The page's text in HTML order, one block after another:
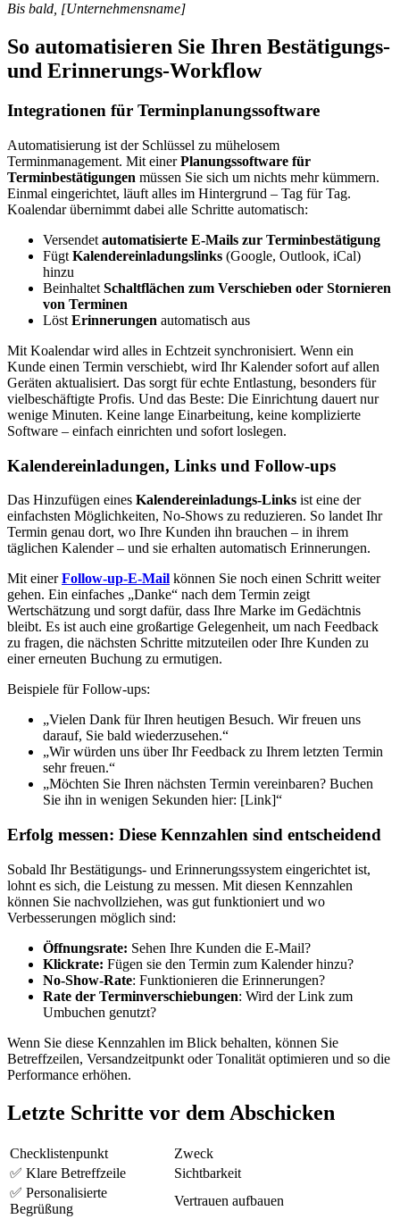
Bis bald, [Unternehmensname]
So automatisieren Sie Ihren Bestätigungs-
und Erinnerungs-Workflow
Integrationen für Terminplanungssoftware
Automatisierung ist der Schlüssel zu mühelosem
Terminmanagement. Mit einerPlanungssoftware für
Terminbestätigungen müssen Sie sich um nichts mehr kümmern.
Einmal eingerichtet, läuft alles im Hintergrund – Tag für Tag.
Koalendar übernimmt dabei alle Schritte automatisch:
Versendet automatisierte E-Mails zur Terminbestätigung
Fügt Kalendereinladungslinks (Google, Outlook, iCal)
hinzu
Beinhaltet Schaltflächen zum Verschieben oder Stornieren
von Terminen
Löst Erinnerungen automatisch aus
Mit Koalendar wird alles in Echtzeit synchronisiert. Wenn ein
Kunde einen Termin verschiebt, wird Ihr Kalender sofort auf allen
Geräten aktualisiert. Das sorgt für echte Entlastung, besonders für
vielbeschäftigte Profis. Und das Beste: Die Einrichtung dauert nur
wenige Minuten. Keine lange Einarbeitung, keine komplizierte
Software – einfach einrichten und sofort loslegen.
Kalendereinladungen, Links und Follow-ups
Das Hinzufügen eines Kalendereinladungs-Links ist eine der
einfachsten Möglichkeiten, No-Shows zu reduzieren. So landet Ihr
Termin genau dort, wo Ihre Kunden ihn brauchen – in ihrem
täglichen Kalender – und sie erhalten automatisch Erinnerungen.
Mit einerFollow-up-E-Mail können Sie noch einen Schritt weiter
gehen. Ein einfaches „Danke“ nach dem Termin zeigt
Wertschätzung und sorgt dafür, dass Ihre Marke im Gedächtnis
bleibt. Es ist auch eine großartige Gelegenheit, um nach Feedback
zu fragen, die nächsten Schritte mitzuteilen oder Ihre Kunden zu
einer erneuten Buchung zu ermutigen.
Beispiele für Follow-ups:
„Vielen Dank für Ihren heutigen Besuch. Wir freuen uns
darauf, Sie bald wiederzusehen.“
„Wir würden uns über Ihr Feedback zu Ihrem letzten Termin
sehr freuen.“
„Möchten Sie Ihren nächsten Termin vereinbaren? Buchen
Sie ihn in wenigen Sekunden hier: [Link]“
Erfolg messen: Diese Kennzahlen sind entscheidend
Sobald Ihr Bestätigungs- und Erinnerungssystem eingerichtet ist,
lohnt es sich, die Leistung zu messen. Mit diesen Kennzahlen
können Sie nachvollziehen, was gut funktioniert und wo
Verbesserungen möglich sind:
Öffnungsrate: Sehen Ihre Kunden die E-Mail?
Klickrate: Fügen sie den Termin zum Kalender hinzu?
No-Show-Rate: Funktionieren die Erinnerungen?
Rate der Terminverschiebungen: Wird der Link zum
Umbuchen genutzt?
Wenn Sie diese Kennzahlen im Blick behalten, können Sie
Betreffzeilen, Versandzeitpunkt oder Tonalität optimieren und so die
Performance erhöhen.
Letzte Schritte vor dem Abschicken
Checklistenpunkt
Zweck
✅ Klare Betreffzeile
Sichtbarkeit
✅ Personalisierte
Begrüßung
Vertrauen aufbauen